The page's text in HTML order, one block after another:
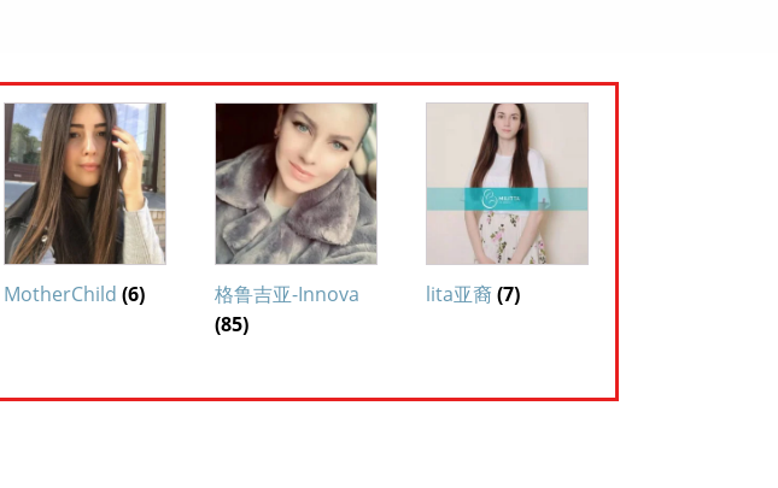
MotherChild(6)
格鲁吉亚-Innova
(85)
lita亚裔(7)